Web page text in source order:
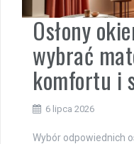
Osłony
wybrać
komfortu i
6 lipca 2026
Wybór odpowiednich